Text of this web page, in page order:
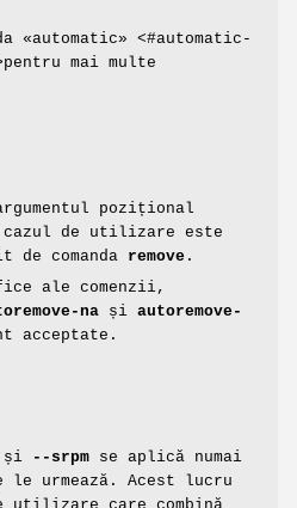
«automatic» <#automatic-
mai multe
pozițional
cazul de utilizare este
comanda remove .
ale comenzii,
na și autoremove-
acceptate.
și --srpm se aplică numai
le urmează. Acest lucru